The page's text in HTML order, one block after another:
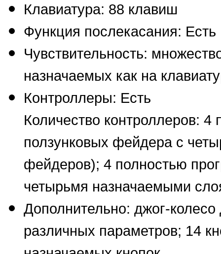
Клавиатура: 88 клавиш
Функция послекасания: Есть
Чувствительность:
назначаемых как на
Контроллеры: Есть
Количество контроллеров:
ползунковых фейдера с
фейдеров); 4 полностью
четырьмя назначаемыми
Дополнительно: джог-
различных параметров; 14